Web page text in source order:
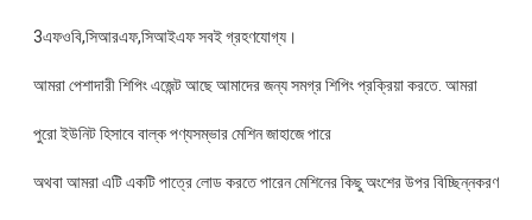
3এফওবি,সিআরএফ,সিআইএফ সবই গ্রহণযোগ্য।
আমরা পেশাদারী শিপিং এজেন্ট আছে আমাদের জন্য সমগ্র শিপিং প্রক্রিয়া করতে. আমরা
পুরো ইউনিট হিসাবে বাল্ক পণ্যসম্ভার মেশিন জাহাজে পারে
অথবা আমরা এটি একটি পাত্রে লোড করতে পারেন মেশিনের কিছু অংশের উপর বিচ্ছিন্নকরণ